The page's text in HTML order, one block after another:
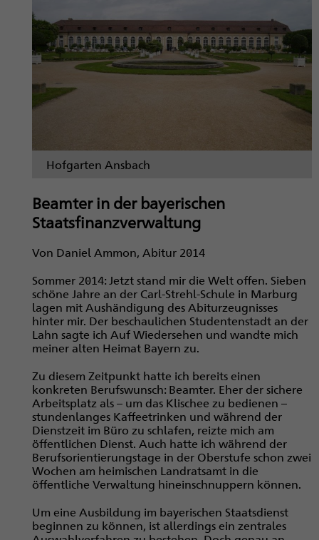
o
Hofgarten Ansbach
Beamter in der bayerischen
Staatsfinanzverwaltung
Von Daniel Ammon, Abitur 2014
Sommer 2014: Jetzt stand mir die Welt offen. Sieben
schöne Jahre an der Carl-Strehl-Schule in Marburg
lagen mit Aushändigung des Abiturzeugnisses
hinter mir. Der beschaulichen Studentenstadt an der
Lahn sagte ich Auf Wiedersehen und wandte mich
meiner alten Heimat Bayern zu.
Zu diesem Zeitpunkt hatte ich bereits einen
konkreten Berufswunsch: Beamter. Eher der sichere
Arbeitsplatz als – um das Klischee zu bedienen –
stundenlanges Kaffeetrinken und während der
Dienstzeit im Büro zu schlafen, reizte mich am
öffentlichen Dienst. Auch hatte ich während der
Berufsorientierungstage in der Oberstufe schon zwei
Wochen am heimischen Landratsamt in die
öffentliche Verwaltung hineinschnuppern können.
Um eine Ausbildung im bayerischen Staatsdienst
beginnen zu können, ist allerdings ein zentrales